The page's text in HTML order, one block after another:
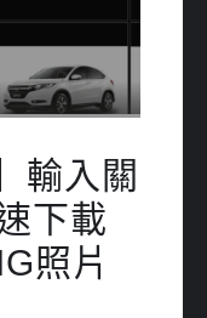
輸入關
下載
照片